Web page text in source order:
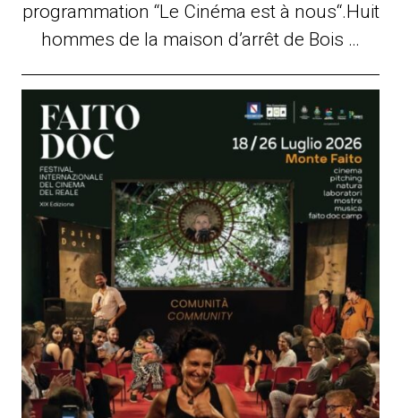
programmation “Le Cinéma est à nous“.Huit
hommes de la maison d’arrêt de Bois …